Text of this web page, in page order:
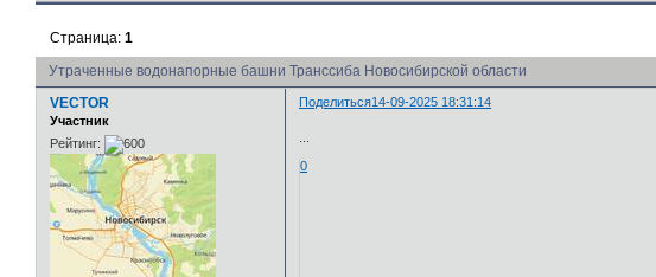
Утраченные водонапорные башни Транссиба Новосибирской области
Страница:1
Поделиться14-09-2025 18:31:14
VECTOR
Участник
Рейтинг:
0